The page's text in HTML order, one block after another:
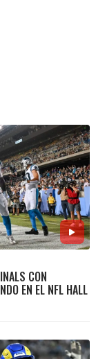
CON
EN EL NFL HALL